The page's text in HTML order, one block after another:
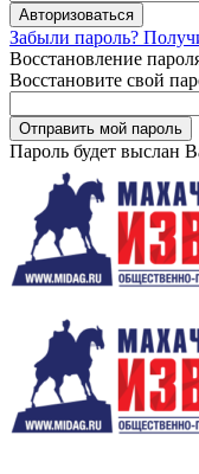
Забыли пароль?
Восстановление
Восстановите свой
Пароль будет выслан